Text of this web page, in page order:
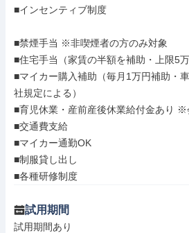
■インセンティブ制度
■禁煙手当 ※非喫煙者の方のみ対象
■住宅手当（家賃の半額を補助・上限5
■マイカー購入補助（毎月1万円補助・
社規定による）
■育児休業・産前産後休業給付金あり ※
■交通費支給
■マイカー通勤OK
■制服貸し出し
■各種研修制度
試用期間
試用期間あり